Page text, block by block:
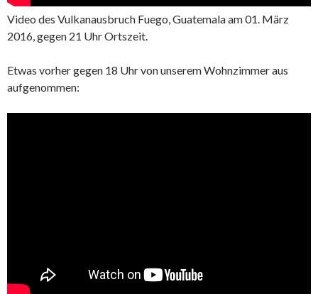
Video des Vulkanausbruch Fuego, Guatemala am 01. März
2016, gegen 21 Uhr Ortszeit.
Etwas vorher gegen 18 Uhr von unserem Wohnzimmer aus
aufgenommen: